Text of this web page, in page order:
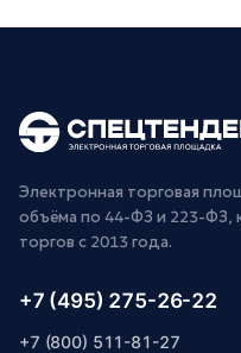
Электронная торговая
объёма по 44-ФЗ и 223-ФЗ,
торгов с 2013 года.
+7 (495) 275-26-22
+7 (800) 511-81-27